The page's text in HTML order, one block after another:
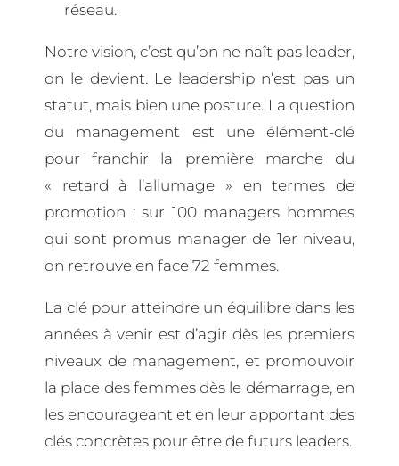
réseau.
Notre vision, c’est qu’on ne naît pas leader,
on le devient. Le leadership n’est pas un
statut, mais bien une posture. La question
du management est une élément-clé
pour franchir la première marche du
« retard à l’allumage » en termes de
promotion : sur 100 managers hommes
qui sont promus manager de 1er niveau,
on retrouve en face 72 femmes.
La clé pour atteindre un équilibre dans les
années à venir est d’agir dès les premiers
niveaux de management, et promouvoir
la place des femmes dès le démarrage, en
les encourageant et en leur apportant des
clés concrètes pour être de futurs leaders.